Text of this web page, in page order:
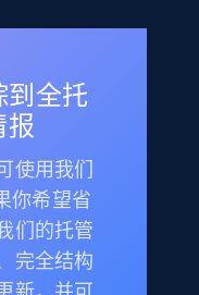
到全托
报
使用我们
你希望省
们的托管
完全结构